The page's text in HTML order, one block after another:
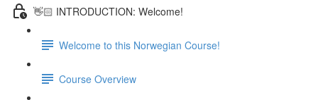
👋🏻 INTRODUCTION: Welcome!
Welcome to this Norwegian Course!
Course Overview